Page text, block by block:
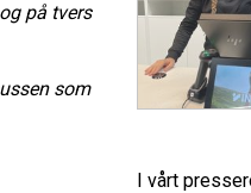
på tvers
som
I vårt